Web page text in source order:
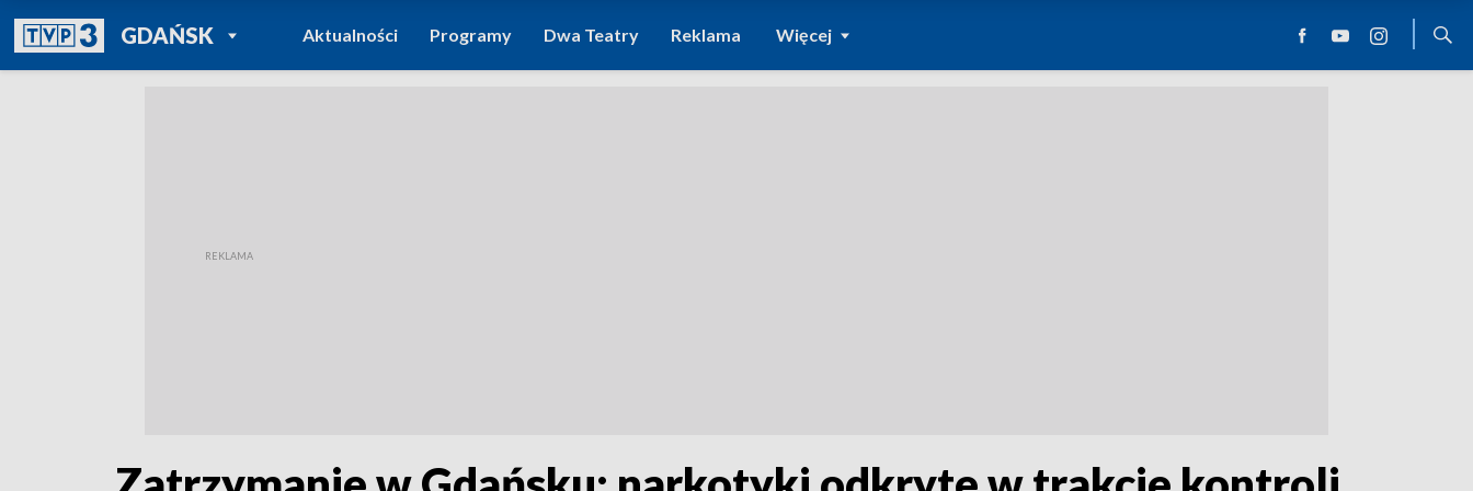
GDAŃSKPOWRÓT DO
TVP REGIONY
Aktualności Programy Dwa Teatry Reklama Więcej